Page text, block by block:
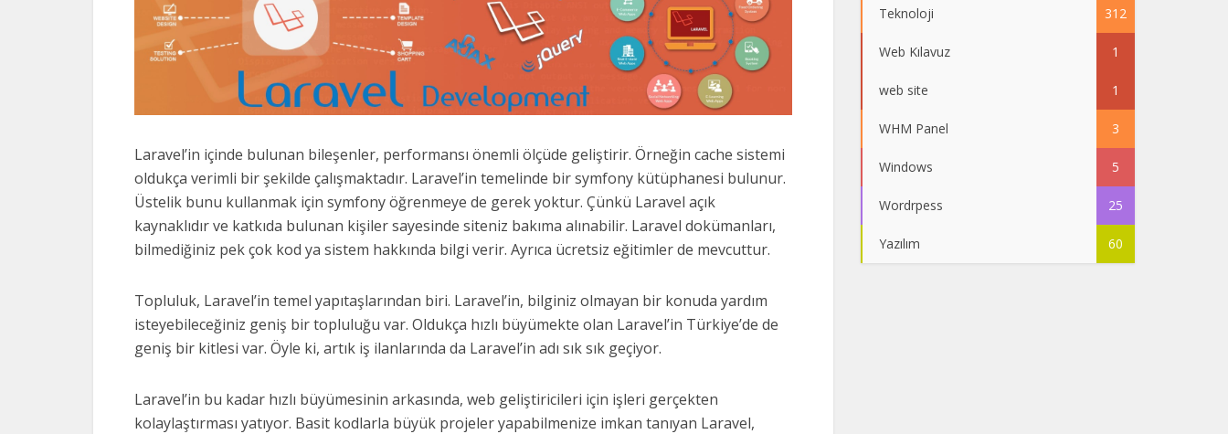
Laravel’in içinde bulunan bileşenler, performansı önemli ölçüde geliştirir. Örneğin cache sistemi
oldukça verimli bir şekilde çalışmaktadır. Laravel’in temelinde bir symfony kütüphanesi bulunur.
Üstelik bunu kullanmak için symfony öğrenmeye de gerek yoktur. Çünkü Laravel açık
kaynaklıdır ve katkıda bulunan kişiler sayesinde siteniz bakıma alınabilir. Laravel dokümanları,
bilmediğiniz pek çok kod ya sistem hakkında bilgi verir. Ayrıca ücretsiz eğitimler de mevcuttur.
Topluluk, Laravel’in temel yapıtaşlarından biri. Laravel’in, bilginiz olmayan bir konuda yardım
isteyebileceğiniz geniş bir topluluğu var. Oldukça hızlı büyümekte olan Laravel’in Türkiye’de de
geniş bir kitlesi var. Öyle ki, artık iş ilanlarında da Laravel’in adı sık sık geçiyor.
Laravel’in bu kadar hızlı büyümesinin arkasında, web geliştiricileri için işleri gerçekten
kolaylaştırması yatıyor. Basit kodlarla büyük projeler yapabilmenize imkan tanıyan Laravel,
Teknoloji 312
Web Kılavuz 1
web site 1
WHM Panel 3
Windows 5
Wordrpess 25
Yazılım 60